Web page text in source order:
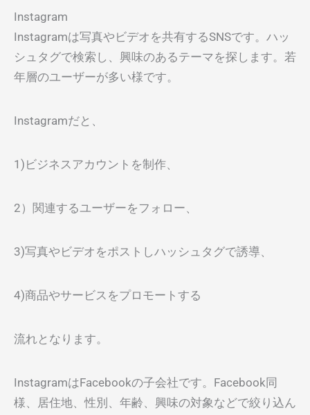
Instagram
Instagramは写真やビデオを共有するSNSです。ハッ
シュタグで検索し、興味のあるテーマを探します。若
年層のユーザーが多い様です。
Instagramだと、
1)ビジネスアカウントを制作、
2）関連するユーザーをフォロー、
3)写真やビデオをポストしハッシュタグで誘導、
4)商品やサービスをプロモートする
流れとなります。
InstagramはFacebookの子会社です。Facebook同
様、居住地、性別、年齢、興味の対象などで絞り込ん